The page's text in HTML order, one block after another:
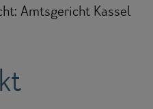
Amtsgericht Kassel